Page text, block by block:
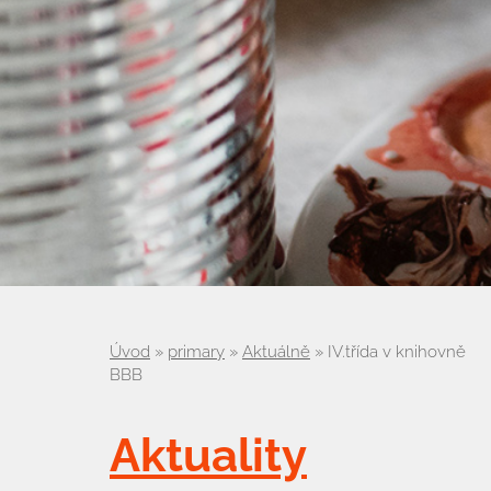
Úvod » primary » Aktuálně » IV.třída v knihovně
BBB
Aktuality